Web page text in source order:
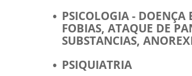
PSICOLOGIA - DOENÇA
FOBIAS, ATAQUE DE
SUBSTANCIAS,
PSIQUIATRIA